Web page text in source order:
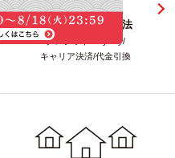
選べるお支払い方法
クレジット/PayPay/
キャリア決済/代金引換